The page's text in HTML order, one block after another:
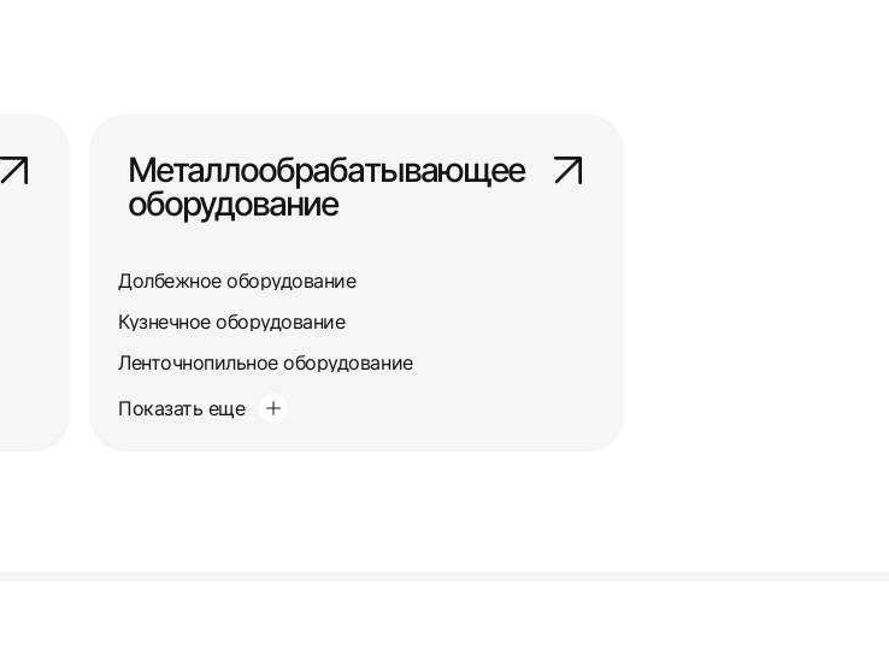
Металлообрабатывающее
оборудование
Долбежное оборудование
Кузнечное оборудование
Ленточнопильное оборудование
Показать еще